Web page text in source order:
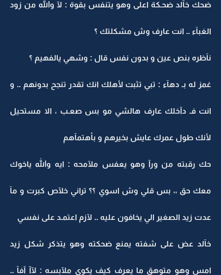
ضحك خآلد ضحـكة اعلى وهو يتنفس بقوة : لآ والله من زود
الغبآء .. انت عارف وش مشكلتك ؟
نآظره بنص عين و بدون نفس قال : وشهي يالفهيم ؟
غمز له بـ دهآء : تبي تثبت لأهلك انك تقدر تنجح بدونهم .. و
انت فـ دآخلك عارف هالشي مو بس صعـب ، الا مستحيل
لأنك طول عمرك عايش بخيرهم و بأهتمآهم
حك رقبته من ورآ وهو يعفس ملآمحه : ايه والله ياخوك
معك حق ،، بس قلي وش اسوي ؟؟ تراني خلآص كبرت و مآ
عدت زيد الصغير الي يخافون عليه .. لآزم اعتمـد على نفسي
خآلد عض على شفته يمنع ضحكته وهو يتذكر شكل زيد
امس وهو متوهق ما يعرف كيف يكوي ملآبسه : لآآ آفآ ..